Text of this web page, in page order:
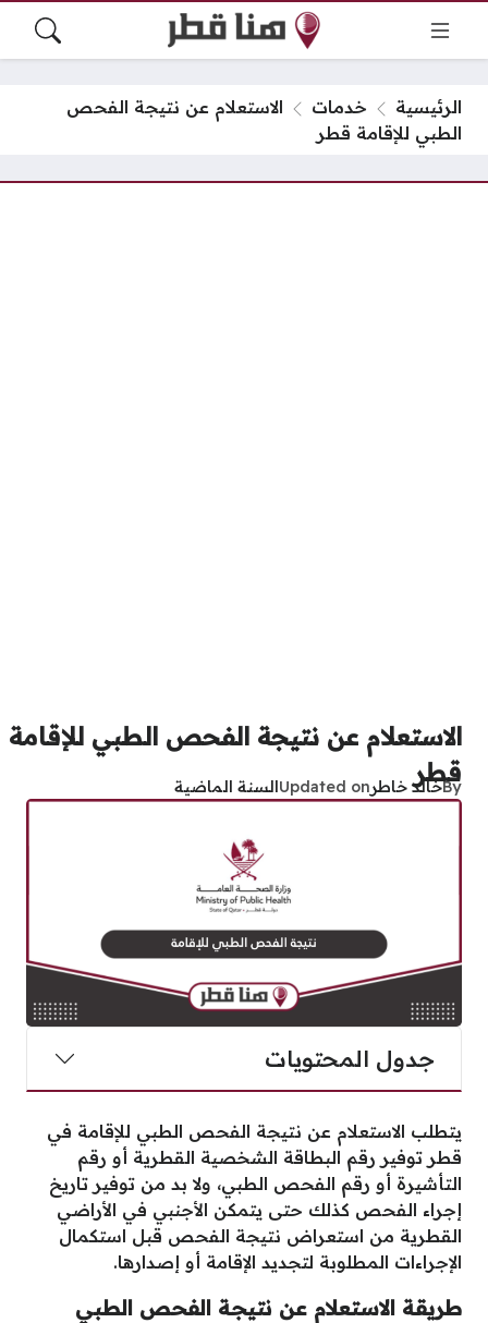
الرئيسية خدمات
الاستعلام عن نتيجة الفحص
الطبي للإقامة قطر
الاستعلام عن نتيجة الفحص الطبي للإقامة
قطر
Byخالد خاطرUpdated onالسنة الماضية
جدول المحتويات
يتطلب الاستعلام عن نتيجة الفحص الطبي للإقامة في
قطر توفير رقم البطاقة الشخصية القطرية أو رقم
التأشيرة أو رقم الفحص الطبي، ولا بد من توفير تاريخ
إجراء الفحص كذلك حتى يتمكن الأجنبي في الأراضي
القطرية من استعراض نتيجة الفحص قبل استكمال
الإجراءات المطلوبة لتجديد الإقامة أو إصدارها.
طريقة الاستعلام عن نتيجة الفحص الطبي